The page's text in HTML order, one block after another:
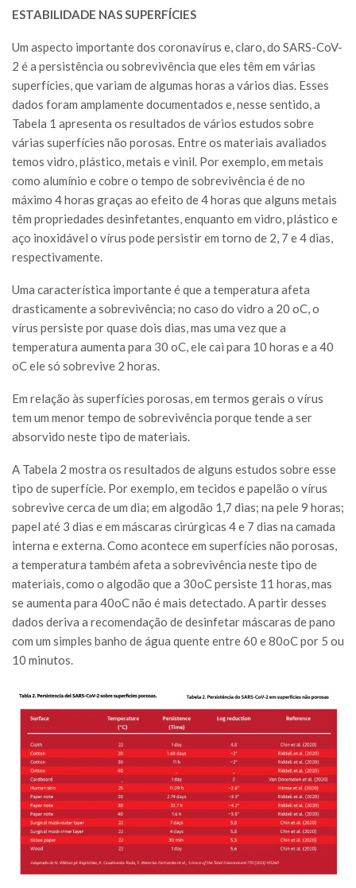
ESTABILIDADE NAS SUPERFÍCIES
Um aspecto importante dos coronavírus e, claro, do SARS-CoV-
2 é a persistência ou sobrevivência que eles têm em várias
superfícies, que variam de algumas horas a vários dias. Esses
dados foram amplamente documentados e, nesse sentido, a
Tabela 1 apresenta os resultados de vários estudos sobre
várias superfícies não porosas. Entre os materiais avaliados
temos vidro, plástico, metais e vinil. Por exemplo, em metais
como alumínio e cobre o tempo de sobrevivência é de no
máximo 4 horas graças ao efeito de 4 horas que alguns metais
têm propriedades desinfetantes, enquanto em vidro, plástico e
aço inoxidável o vírus pode persistir em torno de 2, 7 e 4 dias,
respectivamente.
Uma característica importante é que a temperatura afeta
drasticamente a sobrevivência; no caso do vidro a 20 oC, o
vírus persiste por quase dois dias, mas uma vez que a
temperatura aumenta para 30 oC, ele cai para 10 horas e a 40
oC ele só sobrevive 2 horas.
Em relação às superfícies porosas, em termos gerais o vírus
tem um menor tempo de sobrevivência porque tende a ser
absorvido neste tipo de materiais.
A Tabela 2 mostra os resultados de alguns estudos sobre esse
tipo de superfície. Por exemplo, em tecidos e papelão o vírus
sobrevive cerca de um dia; em algodão 1,7 dias; na pele 9 horas;
papel até 3 dias e em máscaras cirúrgicas 4 e 7 dias na camada
interna e externa. Como acontece em superfícies não porosas,
a temperatura também afeta a sobrevivência neste tipo de
materiais, como o algodão que a 30oC persiste 11 horas, mas
se aumenta para 40oC não é mais detectado. A partir desses
dados deriva a recomendação de desinfetar máscaras de pano
com um simples banho de água quente entre 60 e 80oC por 5 ou
10 minutos.